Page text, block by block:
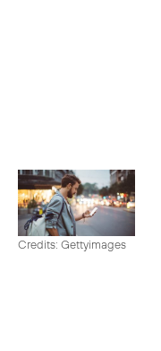
Credits: Gettyimages